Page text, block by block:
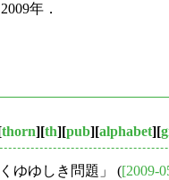
年．
thorn][th][pub][alphabet][
ゆゆしき問題」 ([2009-